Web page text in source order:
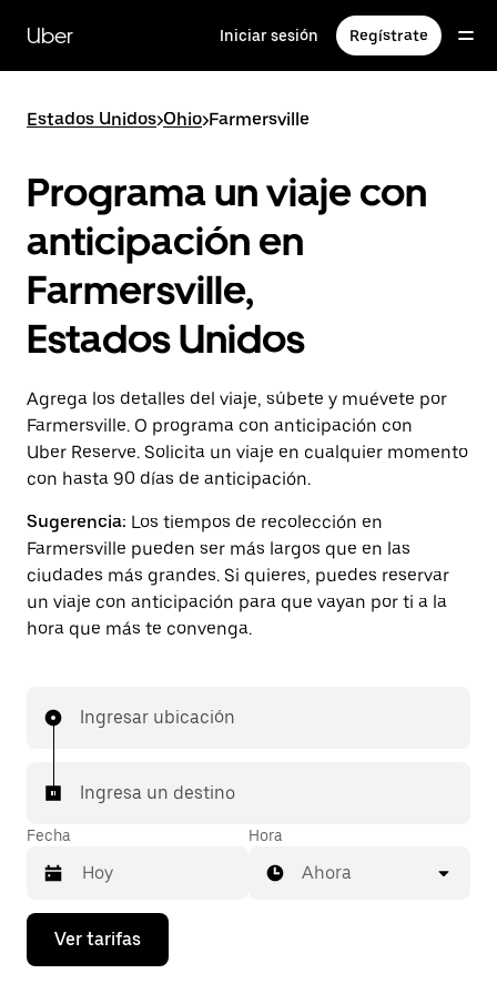
contenido
principal
Uber Iniciar sesión Regístrate
Estados Unidos>Ohio>Farmersville
Programa un viaje con
anticipación en
Farmersville,
Estados Unidos
Agrega los detalles del viaje, súbete y muévete por
Farmersville. O programa con anticipación con
Uber Reserve. Solicita un viaje en cualquier momento
con hasta 90 días de anticipación.
Sugerencia: Los tiempos de recolección en
Farmersville pueden ser más largos que en las
ciudades más grandes. Si quieres, puedes reservar
un viaje con anticipación para que vayan por ti a la
hora que más te convenga.
Ingresar ubicación
Ingresa un destino
Fecha
Presiona
flecha
Hora
Ahora
Ver tarifas